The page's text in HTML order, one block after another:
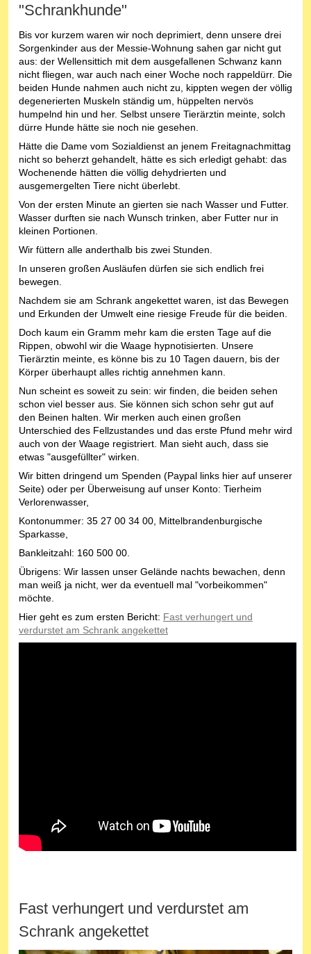
"Schrankhunde"
Bis vor kurzem waren wir noch deprimiert, denn unsere drei
Sorgenkinder aus der Messie-Wohnung sahen gar nicht gut
aus: der Wellensittich mit dem ausgefallenen Schwanz kann
nicht fliegen, war auch nach einer Woche noch rappeldürr. Die
beiden Hunde nahmen auch nicht zu, kippten wegen der völlig
degenerierten Muskeln ständig um, hüppelten nervös
humpelnd hin und her. Selbst unsere Tierärztin meinte, solch
dürre Hunde hätte sie noch nie gesehen.
Hätte die Dame vom Sozialdienst an jenem Freitagnachmittag
nicht so beherzt gehandelt, hätte es sich erledigt gehabt: das
Wochenende hätten die völlig dehydrierten und
ausgemergelten Tiere nicht überlebt.
Von der ersten Minute an gierten sie nach Wasser und Futter.
Wasser durften sie nach Wunsch trinken, aber Futter nur in
kleinen Portionen.
Wir füttern alle anderthalb bis zwei Stunden.
In unseren großen Ausläufen dürfen sie sich endlich frei
bewegen.
Nachdem sie am Schrank angekettet waren, ist das Bewegen
und Erkunden der Umwelt eine riesige Freude für die beiden.
Doch kaum ein Gramm mehr kam die ersten Tage auf die
Rippen, obwohl wir die Waage hypnotisierten. Unsere
Tierärztin meinte, es könne bis zu 10 Tagen dauern, bis der
Körper überhaupt alles richtig annehmen kann.
Nun scheint es soweit zu sein: wir finden, die beiden sehen
schon viel besser aus. Sie können sich schon sehr gut auf
den Beinen halten. Wir merken auch einen großen
Unterschied des Fellzustandes und das erste Pfund mehr wird
auch von der Waage registriert. Man sieht auch, dass sie
etwas "ausgefüllter" wirken.
Wir bitten dringend um Spenden (Paypal links hier auf unserer
Seite) oder per Überweisung auf unser Konto: Tierheim
Verlorenwasser,
Kontonummer: 35 27 00 34 00, Mittelbrandenburgische
Sparkasse,
Bankleitzahl: 160 500 00.
Übrigens: Wir lassen unser Gelände nachts bewachen, denn
man weiß ja nicht, wer da eventuell mal "vorbeikommen"
möchte.
Hier geht es zum ersten Bericht: Fast verhungert und
verdurstet am Schrank angekettet
Fast verhungert und verdurstet am
Schrank angekettet